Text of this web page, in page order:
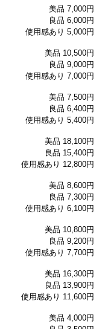
美品 7,000円
良品 6,000円
使用感あり 5,000円
美品 10,500円
良品 9,000円
使用感あり 7,000円
美品 7,500円
良品 6,400円
使用感あり 5,400円
美品 18,100円
良品 15,400円
使用感あり 12,800円
美品 8,600円
良品 7,300円
使用感あり 6,100円
美品 10,800円
良品 9,200円
使用感あり 7,700円
美品 16,300円
良品 13,900円
使用感あり 11,600円
美品 4,000円